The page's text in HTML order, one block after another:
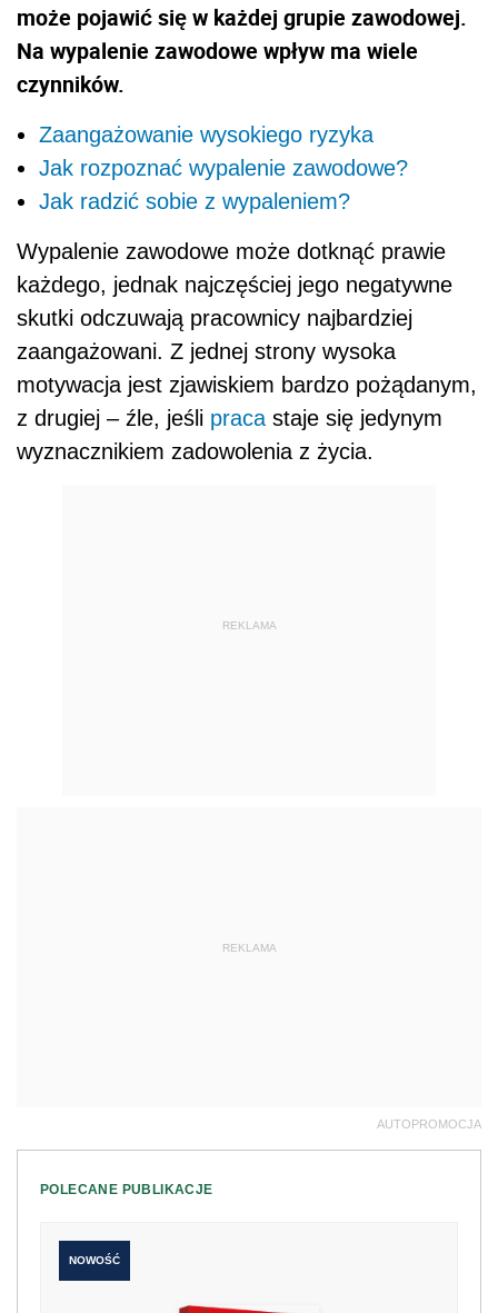
może pojawić się w każdej grupie zawodowej.
Na wypalenie zawodowe wpływ ma wiele
czynników.
Zaangażowanie wysokiego ryzyka
Jak rozpoznać wypalenie zawodowe?
Jak radzić sobie z wypaleniem?
Wypalenie zawodowe może dotknąć prawie
każdego, jednak najczęściej jego negatywne
skutki odczuwają pracownicy najbardziej
zaangażowani. Z jednej strony wysoka
motywacja jest zjawiskiem bardzo pożądanym,
z drugiej – źle, jeśli praca staje się jedynym
wyznacznikiem zadowolenia z życia.
REKLAMA
REKLAMA
AUTOPROMOCJA
POLECANE PUBLIKACJE
NOWOŚĆ